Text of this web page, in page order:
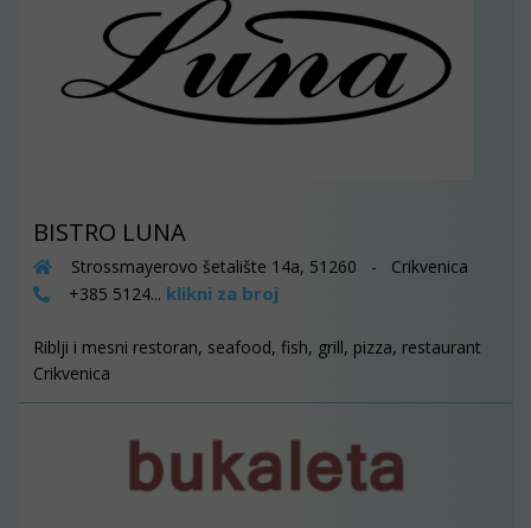
BISTRO LUNA
Strossmayerovo šetalište 14a, 51260 - Crikvenica
+385 5124... klikni za broj
Riblji i mesni restoran, seafood, fish, grill, pizza, restaurant
Crikvenica